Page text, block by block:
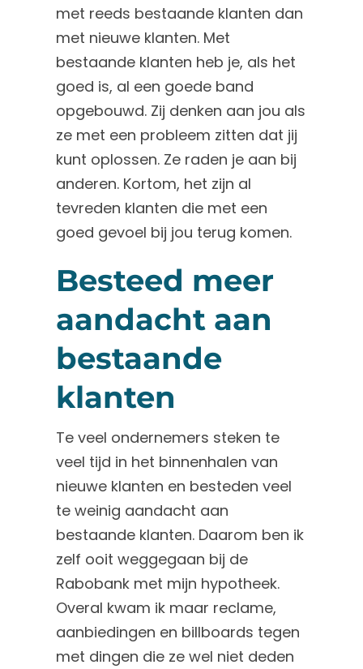
met reeds bestaande klanten dan
met nieuwe klanten. Met
bestaande klanten heb je, als het
goed is, al een goede band
opgebouwd. Zij denken aan jou als
ze met een probleem zitten dat jij
kunt oplossen. Ze raden je aan bij
anderen. Kortom, het zijn al
tevreden klanten die met een
goed gevoel bij jou terug komen.
Besteed meer
aandacht aan
bestaande
klanten
Te veel ondernemers steken te
veel tijd in het binnenhalen van
nieuwe klanten en besteden veel
te weinig aandacht aan
bestaande klanten. Daarom ben ik
zelf ooit weggegaan bij de
Rabobank met mijn hypotheek.
Overal kwam ik maar reclame,
aanbiedingen en billboards tegen
met dingen die ze wel niet deden